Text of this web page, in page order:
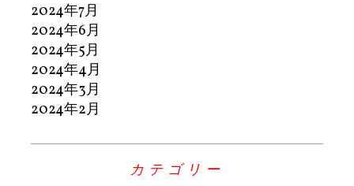
2024年7月
2024年6月
2024年5月
2024年4月
2024年3月
2024年2月
カテゴリー